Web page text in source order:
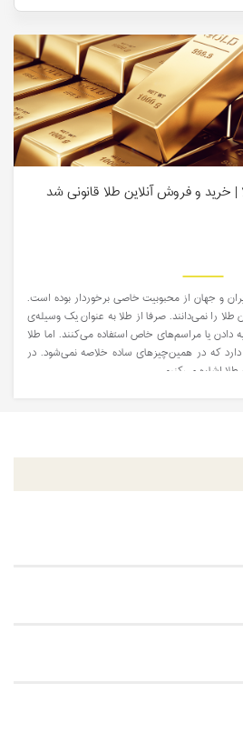
1159 5 دقیقه مطالعه
خرید و فروش آنلاین طلا قانونی شد
و جهان از محبوبیت خاصی برخوردار بوده است.
را نمی‌دانند. صرفا از طلا به عنوان یک وسیله‌ی
دادن یا مراسم‌های خاص استفاده می‌کنند. اما طلا
که در همین‌چیزهای ساده خلاصه نمی‌شود. در
اشاره می‌کنیم.